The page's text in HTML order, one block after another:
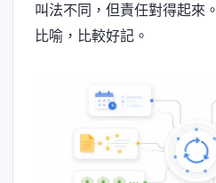
叫法不同，但責任對得起來
比喻，比較好記。